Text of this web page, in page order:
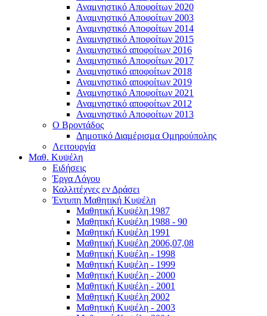
Αναμνηστικό Αποφοίτων 2020
Αναμνηστικό Αποφοίτων 2003
Αναμνηστικό Αποφοίτων 2014
Αναμνηστικό Αποφοίτων 2015
Αναμνηστικό αποφοίτων 2016
Αναμνηστικό Αποφοίτων 2017
Αναμνηστικό αποφοίτων 2018
Αναμνηστικό αποφοίτων 2019
Αναμνηστικό Αποφοίτων 2021
Αναμνηστικό αποφοίτων 2012
Αναμνηστικό Αποφοίτων 2013
Ο Βροντάδος
Δημοτικό Διαμέρισμα Ομηρούπολης
Λειτουργία
Μαθ. Κυψέλη
Ειδήσεις
Έργα Λόγου
Καλλιτέχνες εν Δράσει
Έντυπη Μαθητική Κυψέλη
Μαθητική Κυψέλη 1987
Μαθητική Κυψέλη 1988 - 90
Μαθητική Κυψέλη 1991
Μαθητική Κυψέλη 2006,07,08
Μαθητική Κυψέλη - 1998
Μαθητική Κυψέλη - 1999
Μαθητική Κυψέλη - 2000
Μαθητική Κυψέλη - 2001
Μαθητική Κυψέλη 2002
Μαθητική Κυψέλη - 2003